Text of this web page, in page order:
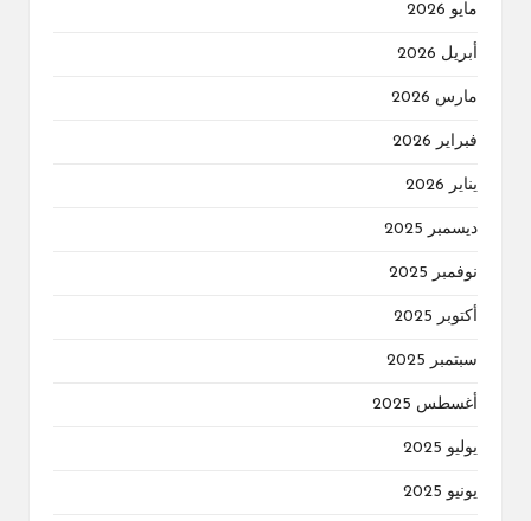
مايو 2026
أبريل 2026
مارس 2026
فبراير 2026
يناير 2026
ديسمبر 2025
نوفمبر 2025
أكتوبر 2025
سبتمبر 2025
أغسطس 2025
يوليو 2025
يونيو 2025